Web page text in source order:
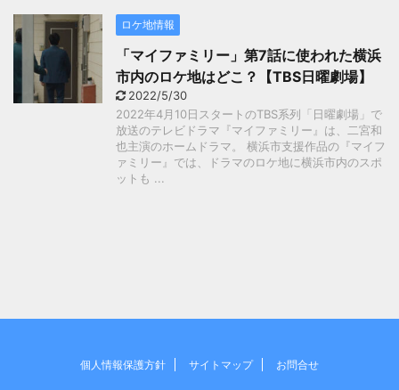
ロケ地情報
「マイファミリー」第7話に使われた横浜
市内のロケ地はどこ？【TBS日曜劇場】
2022/5/30
2022年4月10日スタートのTBS系列「日曜劇場」で
放送のテレビドラマ『マイファミリー』は、二宮和
也主演のホームドラマ。 横浜市支援作品の『マイフ
ァミリー』では、ドラマのロケ地に横浜市内のスポ
ットも ...
個人情報保護方針 サイトマップ お問合せ